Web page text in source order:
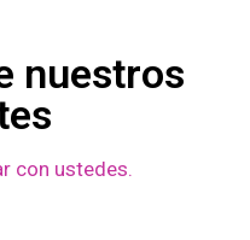
nuestros
con ustedes.